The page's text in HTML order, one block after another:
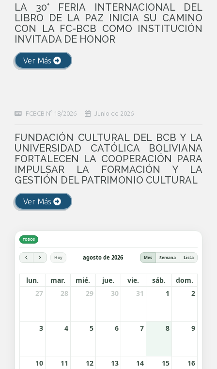
LA 30° FERIA INTERNACIONAL DEL
LIBRO DE LA PAZ INICIA SU CAMINO
CON LA FC-BCB COMO INSTITUCIÓN
INVITADA DE HONOR
Ver Más
FCBCB N° 18/2026 Junio de 2026
FUNDACIÓN CULTURAL DEL BCB Y LA
UNIVERSIDAD CATÓLICA BOLIVIANA
FORTALECEN LA COOPERACIÓN PARA
IMPULSAR LA FORMACIÓN Y LA
GESTIÓN DEL PATRIMONIO CULTURAL
Ver Más